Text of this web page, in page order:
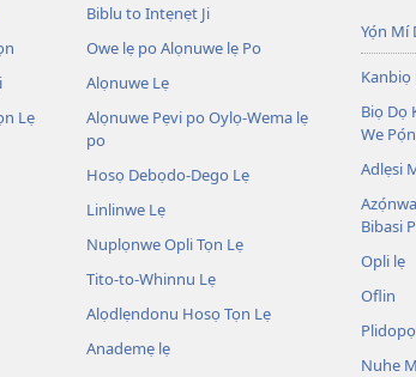
Lẹ
Biblu to Intẹnẹt Ji
Owe lẹ po Alọnuwe lẹ Po
Alọnuwe Lẹ
Alọnuwe Pẹvi po Oylọ-Wema lẹ
po
Hosọ Debọdo-Dego Lẹ
Linlinwe Lẹ
Nuplọnwe Opli Tọn Lẹ
Tito-to-Whinnu Lẹ
Alọdlẹndonu Hosọ Tọn Lẹ
Anademẹ lẹ
Yọ́n Mí
Kanbiọ
Biọ Dọ
We Pọ́n
Adlẹsi
Bibasi
Opli lẹ
Oflin
Nuhe